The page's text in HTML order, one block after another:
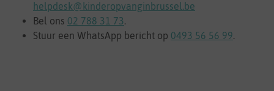
helpdesk@kinderopvanginbrussel.be
Bel ons 02 788 31 73.
Stuur een WhatsApp bericht op 0493 56 56 99.